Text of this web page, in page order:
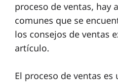
proceso de ventas, hay
comunes que se
los consejos de ventas
artículo.
El proceso de ventas